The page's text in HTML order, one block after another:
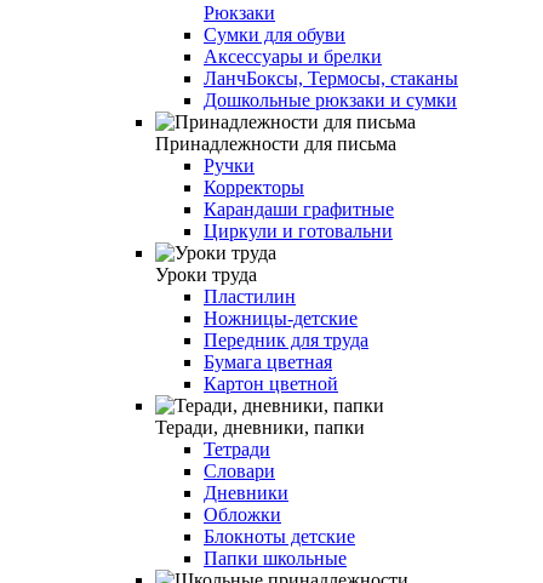
Рюкзаки
Сумки для обуви
Аксессуары и брелки
ЛанчБоксы, Термосы, стаканы
Дошкольные рюкзаки и сумки
Принадлежности для письма
Ручки
Корректоры
Карандаши графитные
Циркули и готовальни
Уроки труда
Пластилин
Ножницы-детские
Передник для труда
Бумага цветная
Картон цветной
Теради, дневники, папки
Тетради
Словари
Дневники
Обложки
Блокноты детские
Папки школьные